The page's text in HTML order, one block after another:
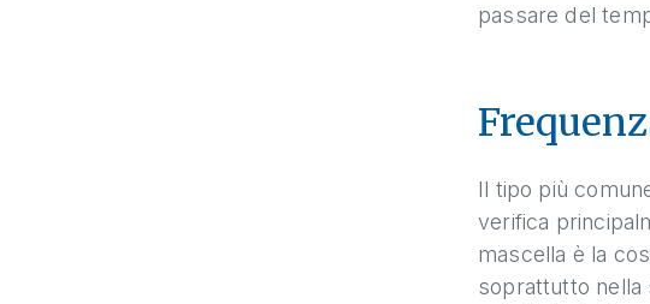
passare del
Il tipo più
verifica
mascella è la
soprattutto nella